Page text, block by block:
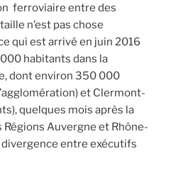
ferroviaire entre des
n’est pas chose
qui est arrivé en juin 2016
habitants dans la
dont environ 350 000
et Clermont-
quelques mois après la
Auvergne et Rhône-
divergence entre exécutifs